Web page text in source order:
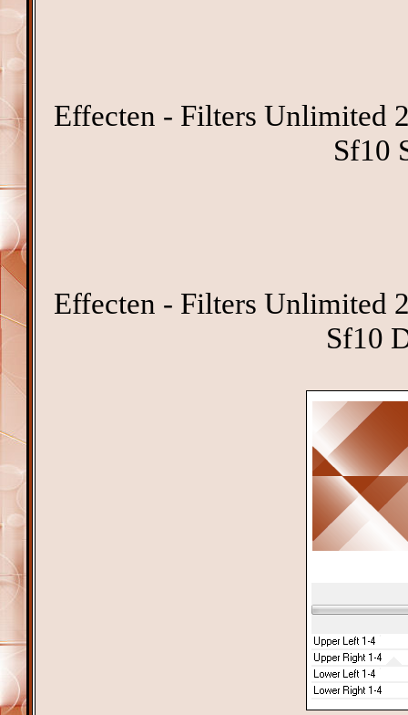
Effecten - Filters Unlimited
Sf10
Effecten - Filters Unlimited
Sf10